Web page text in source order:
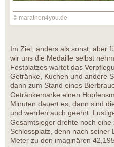
© marathon4you.de
Im Ziel, anders als sonst, aber
wir uns die Medaille selbst
Festplatzes wartet das
Getränke, Kuchen und andere
dann zum Stand eines
Getränkemarke einen
Minuten dauert es, dann sind
und werden auch geehrt.
Gesamtsieger drehte noch eine
Schlossplatz, denn nach
Meter zu den imaginären